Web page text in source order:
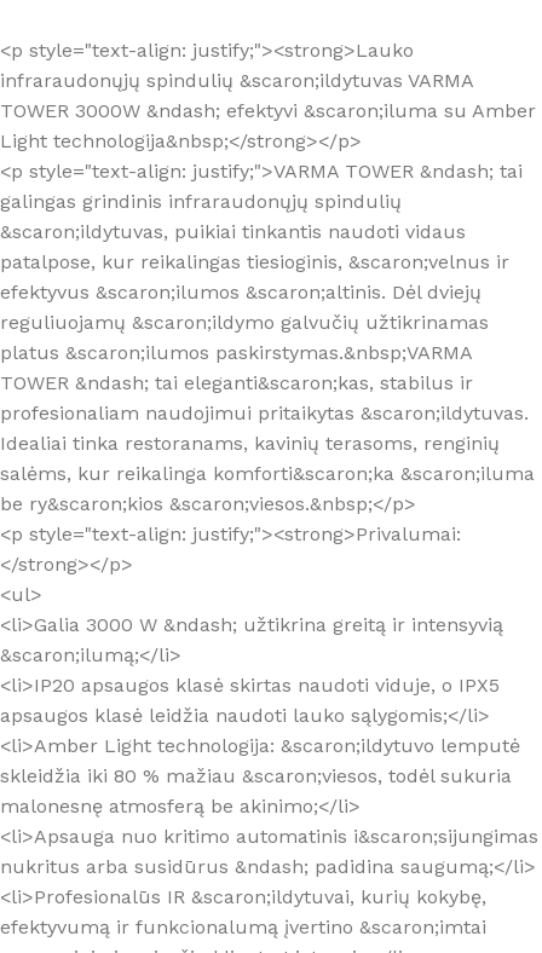
<p style="text-align: justify;"><strong>Lauko
infraraudonųjų spindulių &scaron;ildytuvas VARMA
TOWER 3000W &ndash; efektyvi &scaron;iluma su Amber
Light technologija&nbsp;</strong></p>
<p style="text-align: justify;">VARMA TOWER &ndash; tai
galingas grindinis infraraudonųjų spindulių
&scaron;ildytuvas, puikiai tinkantis naudoti vidaus
patalpose, kur reikalingas tiesioginis, &scaron;velnus ir
efektyvus &scaron;ilumos &scaron;altinis. Dėl dviejų
reguliuojamų &scaron;ildymo galvučių užtikrinamas
platus &scaron;ilumos paskirstymas.&nbsp;VARMA
TOWER &ndash; tai eleganti&scaron;kas, stabilus ir
profesionaliam naudojimui pritaikytas &scaron;ildytuvas.
Idealiai tinka restoranams, kavinių terasoms, renginių
salėms, kur reikalinga komforti&scaron;ka &scaron;iluma
be ry&scaron;kios &scaron;viesos.&nbsp;</p>
<p style="text-align: justify;"><strong>Privalumai:
</strong></p>
<ul>
<li>Galia 3000 W &ndash; užtikrina greitą ir intensyvią
&scaron;ilumą;</li>
<li>IP20 apsaugos klasė skirtas naudoti viduje, o IPX5
apsaugos klasė leidžia naudoti lauko sąlygomis;</li>
<li>Amber Light technologija: &scaron;ildytuvo lemputė
skleidžia iki 80 % mažiau &scaron;viesos, todėl sukuria
malonesnę atmosferą be akinimo;</li>
<li>Apsauga nuo kritimo automatinis i&scaron;sijungimas
nukritus arba susidūrus &ndash; padidina saugumą;</li>
<li>Profesionalūs IR &scaron;ildytuvai, kurių kokybę,
efektyvumą ir funkcionalumą įvertino &scaron;imtai